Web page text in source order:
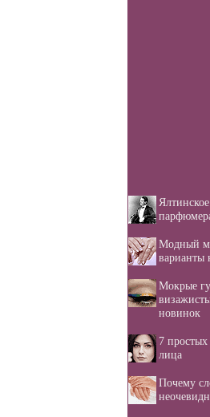
Модный
варианты
Мокрые
новинок
7 простых
лица
Почему